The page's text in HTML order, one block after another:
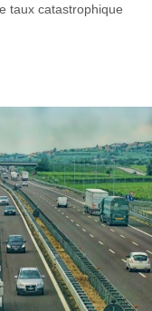
taux catastrophique